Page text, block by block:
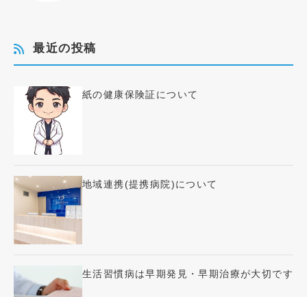
最近の投稿
紙の健康保険証について
地域連携(提携病院)について
生活習慣病は早期発見・早期治療が大切です